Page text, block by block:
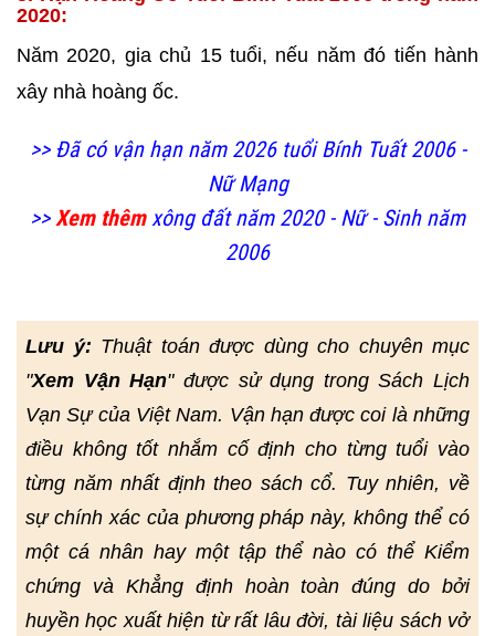
2020:
Năm 2020, gia chủ 15 tuổi, nếu năm đó tiến hành
xây nhà hoàng ốc.
>> Đã có vận hạn năm 2026 tuổi Bính Tuất 2006 -
Nữ Mạng
>>Xem thêmxông đất năm 2020 - Nữ - Sinh năm
2006
Lưu ý: Thuật toán được dùng cho chuyên mục
"Xem Vận Hạn" được sử dụng trong Sách Lịch
Vạn Sự của Việt Nam. Vận hạn được coi là những
điều không tốt nhắm cố định cho từng tuổi vào
từng năm nhất định theo sách cổ. Tuy nhiên, về
sự chính xác của phương pháp này, không thể có
một cá nhân hay một tập thể nào có thể Kiểm
chứng và Khẳng định hoàn toàn đúng do bởi
huyền học xuất hiện từ rất lâu đời, tài liệu sách vở